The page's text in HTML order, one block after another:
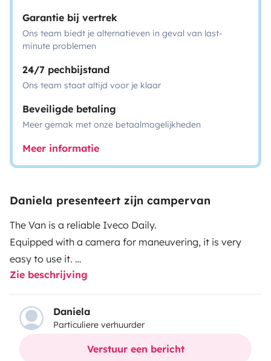
Garantie bij vertrek
Ons team biedt je alternatieven in geval van last-
minute problemen
24/7 pechbijstand
Ons team staat altijd voor je klaar
Beveiligde betaling
Meer gemak met onze betaalmogelijkheden
Meer informatie
Daniela presenteert zijn campervan
The Van is a reliable Iveco Daily.
Equipped with a camera for maneuvering, it is very
easy to use it.
The set-up has been custom-made and counts with a
KING bed in which 2 or 3 people can sleep comfortably.
It is equipped with solar panels to have all the
electricity you need.
Zie beschrijving
Daniela
Particuliere verhuurder
Verstuur een bericht